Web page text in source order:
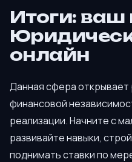
Итоги: ваш
онлайн
Данная сфера
финансовой
реализации. Начните с
развивайте навыки,
поднимать ставки по